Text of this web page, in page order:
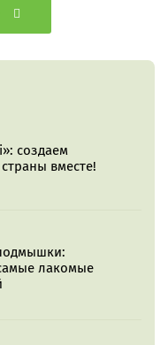
создаем
вместе!
лакомые